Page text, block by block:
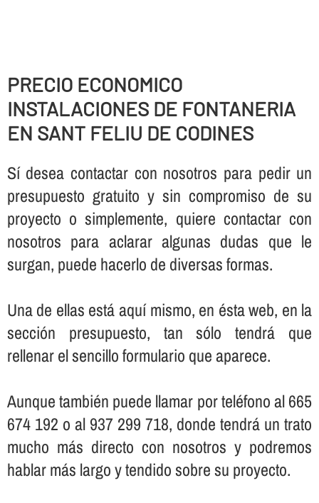
PRECIO ECONOMICO
INSTALACIONES DE FONTANERIA
EN SANT FELIU DE CODINES
Sí­ desea contactar con nosotros para pedir un
presupuesto gratuito y sin compromiso de su
proyecto o simplemente, quiere contactar con
nosotros para aclarar algunas dudas que le
surgan, puede hacerlo de diversas formas.
Una de ellas está aquí­ mismo, en ésta web, en la
sección presupuesto, tan sólo tendrá que
rellenar el sencillo formulario que aparece.
Aunque también puede llamar por teléfono al 665
674 192 o al 937 299 718, donde tendrá un trato
mucho más directo con nosotros y podremos
hablar más largo y tendido sobre su proyecto.